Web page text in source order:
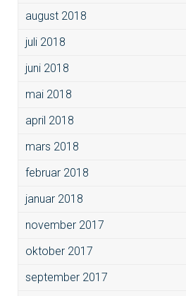
august 2018
juli 2018
juni 2018
mai 2018
april 2018
mars 2018
februar 2018
januar 2018
november 2017
oktober 2017
september 2017